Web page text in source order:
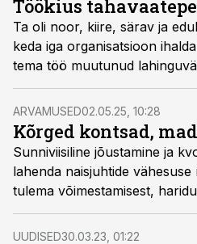
Töökius
Ta oli noor, kiire, särav ja
keda iga organisatsioon
tema töö muutunud
ellujäämiskursuseks. See on
ligi tasa ja kus “tublidus”
ARVAMUSED02.05.25, 10:28
Kõrged kontsad,
Sunniviisiline jõustamine ja
lahenda naisjuhtide
tulema võimestamisest,
kirjutab juhtimiskoolitaja,
Ülle Pind.
UUDISED30.03.23, 01:22